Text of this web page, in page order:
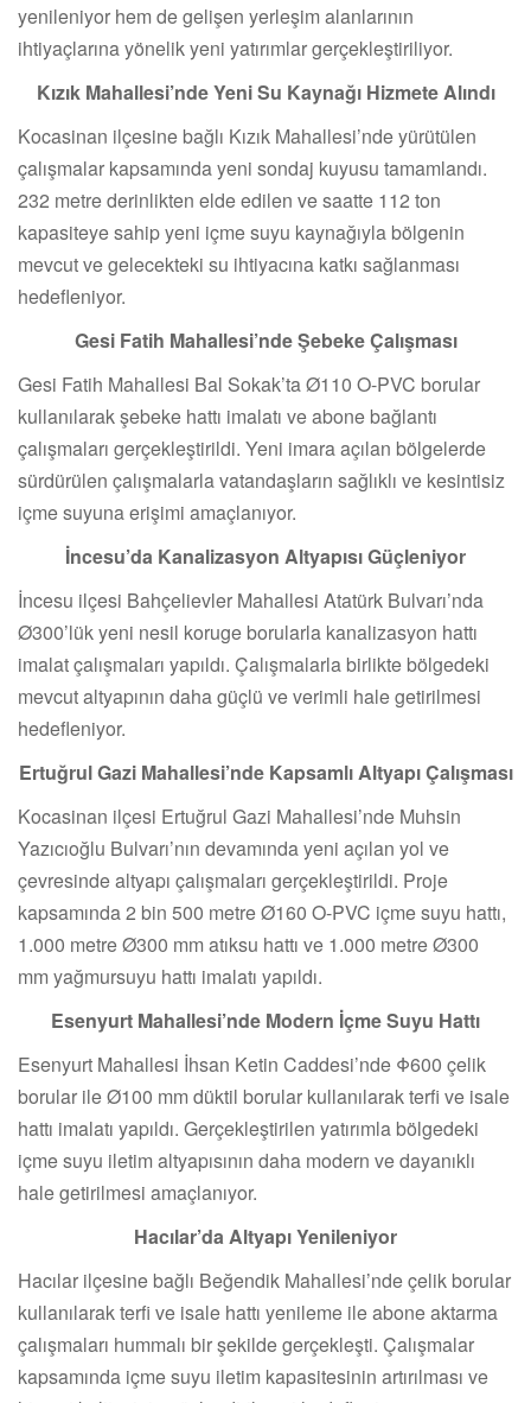
yenileniyor hem de gelişen yerleşim alanlarının
ihtiyaçlarına yönelik yeni yatırımlar gerçekleştiriliyor.
Kızık Mahallesi’nde Yeni Su Kaynağı Hizmete Alındı
Kocasinan ilçesine bağlı Kızık Mahallesi’nde yürütülen
çalışmalar kapsamında yeni sondaj kuyusu tamamlandı.
232 metre derinlikten elde edilen ve saatte 112 ton
kapasiteye sahip yeni içme suyu kaynağıyla bölgenin
mevcut ve gelecekteki su ihtiyacına katkı sağlanması
hedefleniyor.
Gesi Fatih Mahallesi’nde Şebeke Çalışması
Gesi Fatih Mahallesi Bal Sokak’ta Ø110 O-PVC borular
kullanılarak şebeke hattı imalatı ve abone bağlantı
çalışmaları gerçekleştirildi. Yeni imara açılan bölgelerde
sürdürülen çalışmalarla vatandaşların sağlıklı ve kesintisiz
içme suyuna erişimi amaçlanıyor.
İncesu’da Kanalizasyon Altyapısı Güçleniyor
İncesu ilçesi Bahçelievler Mahallesi Atatürk Bulvarı’nda
Ø300’lük yeni nesil koruge borularla kanalizasyon hattı
imalat çalışmaları yapıldı. Çalışmalarla birlikte bölgedeki
mevcut altyapının daha güçlü ve verimli hale getirilmesi
hedefleniyor.
Ertuğrul Gazi Mahallesi’nde Kapsamlı Altyapı Çalışması
Kocasinan ilçesi Ertuğrul Gazi Mahallesi’nde Muhsin
Yazıcıoğlu Bulvarı’nın devamında yeni açılan yol ve
çevresinde altyapı çalışmaları gerçekleştirildi. Proje
kapsamında 2 bin 500 metre Ø160 O-PVC içme suyu hattı,
1.000 metre Ø300 mm atıksu hattı ve 1.000 metre Ø300
mm yağmursuyu hattı imalatı yapıldı.
Esenyurt Mahallesi’nde Modern İçme Suyu Hattı
Esenyurt Mahallesi İhsan Ketin Caddesi’nde Φ600 çelik
borular ile Ø100 mm düktil borular kullanılarak terfi ve isale
hattı imalatı yapıldı. Gerçekleştirilen yatırımla bölgedeki
içme suyu iletim altyapısının daha modern ve dayanıklı
hale getirilmesi amaçlanıyor.
Hacılar’da Altyapı Yenileniyor
Hacılar ilçesine bağlı Beğendik Mahallesi’nde çelik borular
kullanılarak terfi ve isale hattı yenileme ile abone aktarma
çalışmaları hummalı bir şekilde gerçekleşti. Çalışmalar
kapsamında içme suyu iletim kapasitesinin artırılması ve